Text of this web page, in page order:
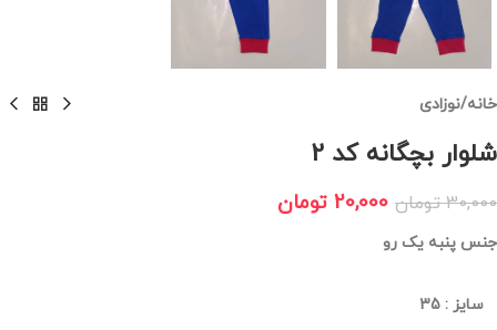
خانه/نوزادی
شلوار بچگانه کد 2
30,000 تومان 20,000 تومان
جنس پنبه یک رو
سایز :
35